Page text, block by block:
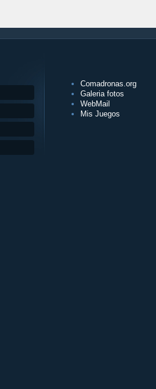
Comadronas.org
Galeria fotos
WebMail
Mis Juegos